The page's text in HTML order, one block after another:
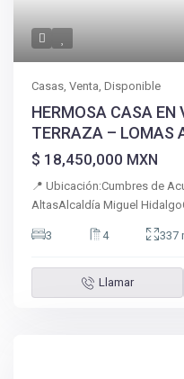
Casas,Venta,Disponible
HERMOSA CASA EN
TERRAZA – LOMAS
$ 18,450,000 MXN
📍 Ubicación:Cumbres de
AltasAlcaldía Miguel
3 4 337
Llamar